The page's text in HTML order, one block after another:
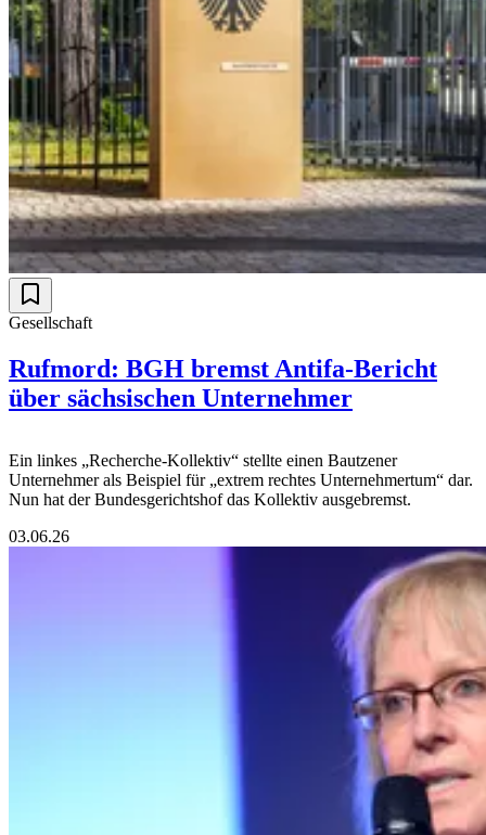
Gesellschaft
Rufmord: BGH bremst Antifa-Bericht
über sächsischen Unternehmer
Ein linkes „Recherche-Kollektiv“ stellte einen Bautzener
Unternehmer als Beispiel für „extrem rechtes Unternehmertum“ dar.
Nun hat der Bundesgerichtshof das Kollektiv ausgebremst.
03.06.26